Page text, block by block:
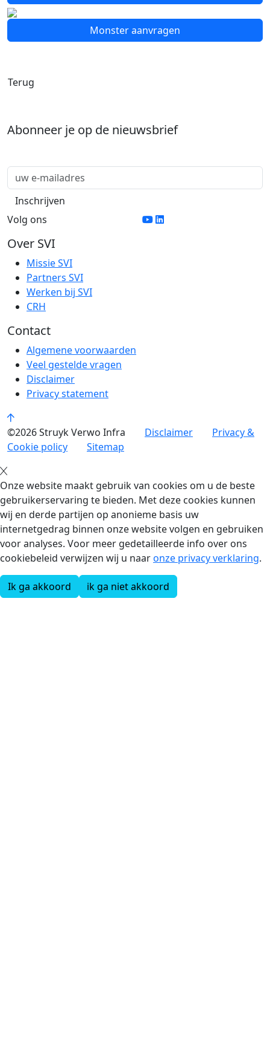
Monster aanvragen
Terug
Abonneer je op de nieuwsbrief
Volg ons
Over SVI
Missie SVI
Partners SVI
Werken bij SVI
CRH
Contact
Algemene voorwaarden
Veel gestelde vragen
Disclaimer
Privacy statement
©2026 Struyk Verwo Infra Disclaimer
Privacy &
Cookie policy
Sitemap
Onze website maakt gebruik van cookies om u de beste
gebruikerservaring te bieden. Met deze cookies kunnen
wij en derde partijen op anonieme basis uw
internetgedrag binnen onze website volgen en gebruiken
voor analyses. Voor meer gedetailleerde info over ons
cookiebeleid verwijzen wij u naaronze privacy verklaring.
Ik ga akkoord ik ga niet akkoord